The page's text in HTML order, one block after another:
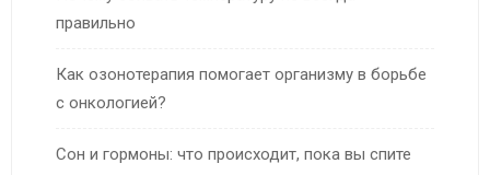
правильно
Как озонотерапия помогает организму в борьбе
с онкологией?
Сон и гормоны: что происходит, пока вы спите